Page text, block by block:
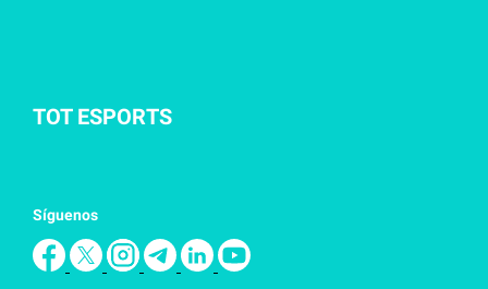
TOT ESPORTS
Síguenos